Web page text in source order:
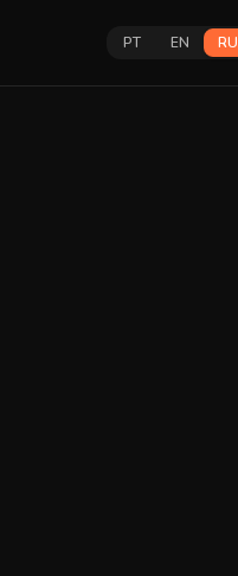
PT EN RU